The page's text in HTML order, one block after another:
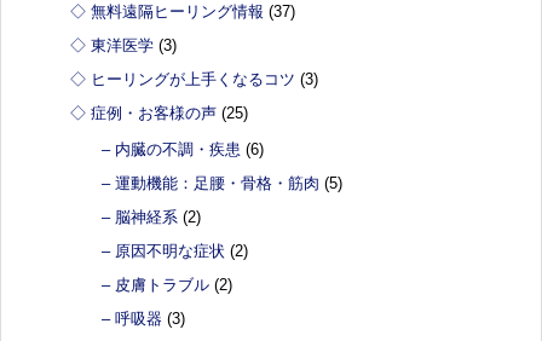
◇ 無料遠隔ヒーリング情報 (37)
◇ 東洋医学 (3)
◇ ヒーリングが上手くなるコツ (3)
◇ 症例・お客様の声 (25)
– 内臓の不調・疾患 (6)
– 運動機能：足腰・骨格・筋肉 (5)
– 脳神経系 (2)
– 原因不明な症状 (2)
– 皮膚トラブル (2)
– 呼吸器 (3)